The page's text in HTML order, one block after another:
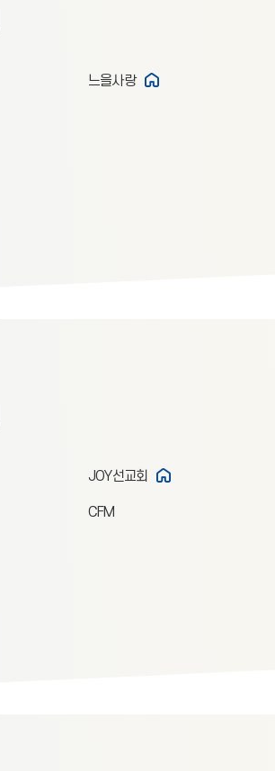
느을사랑
JOY선교회
CFM